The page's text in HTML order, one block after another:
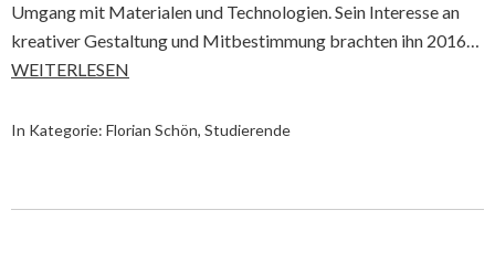
Umgang mit Materialen und Technologien. Sein Interesse an
kreativer Gestaltung und Mitbestimmung brachten ihn 2016…
WEITERLESEN
In Kategorie: Florian Schön, Studierende